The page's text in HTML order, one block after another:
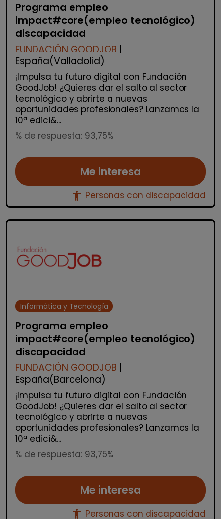
Programa empleo
impact#core(empleo tecnológico)
discapacidad
FUNDACIÓN GOODJOB
España(Valladolid)
¡Impulsa tu futuro digital con Fundación
GoodJob! ¿Quieres dar el salto al sector
tecnológico y abrirte a nuevas
oportunidades profesionales? Lanzamos la
10ª edici&...
% de respuesta: 93,75%
Me interesa
accessibility_new Personas con discapacidad
Informática y Tecnología
Programa empleo
impact#core(empleo tecnológico)
discapacidad
FUNDACIÓN GOODJOB
España(Barcelona)
¡Impulsa tu futuro digital con Fundación
GoodJob! ¿Quieres dar el salto al sector
tecnológico y abrirte a nuevas
oportunidades profesionales? Lanzamos la
10ª edici&...
% de respuesta: 93,75%
Me interesa
accessibility_new Personas con discapacidad